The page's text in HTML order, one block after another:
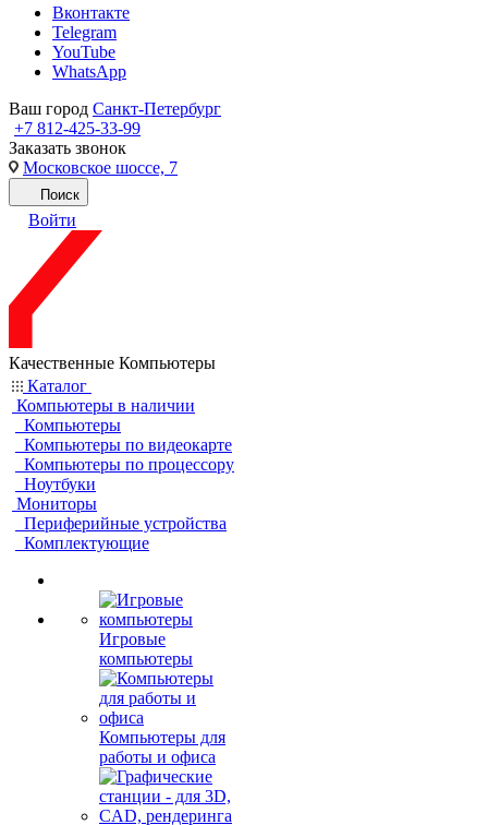
Вконтакте
Telegram
YouTube
WhatsApp
Ваш город Санкт-Петербург
+7 812-425-33-99
Заказать звонок
Московское шоссе, 7
Поиск
Войти
Качественные Компьютеры
Каталог
Компьютеры в наличии
Компьютеры
Компьютеры по видеокарте
Компьютеры по процессору
Ноутбуки
Мониторы
Периферийные устройства
Комплектующие
Игровые
компьютеры
Компьютеры для
работы и офиса